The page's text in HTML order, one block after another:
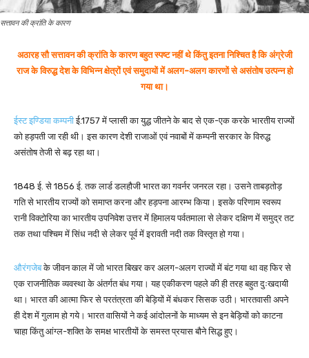
सत्तावन की क्रांति के कारण
अठारह सौ सत्तावन की क्रांति के कारण बहुत स्पष्ट नहीं थे किंतु इतना निश्चित है कि अंग्रेजी
राज के विरुद्ध देश के विभिन्न क्षेत्रों एवं समुदायों में अलग-अलग कारणों से असंतोष उत्पन्न हो
गया था।
ईस्ट इण्डिया कम्पनीई.1757 में प्लासी का युद्ध जीतने के बाद से एक-एक करके भारतीय राज्यों
को हड़पती जा रही थी। इस कारण देशी राजाओं एवं नवाबों में कम्पनी सरकार के विरुद्ध
असंतोष तेजी से बढ़ रहा था।
1848 ई. से 1856 ई. तक लार्ड डलहौजी भारत का गवर्नर जनरल रहा। उसने ताबड़तोड़
गति से भारतीय राज्यों को समाप्त करना और हड़पना आरम्भ किया। इसके परिणाम स्वरूप
रानी विक्टोरिया का भारतीय उपनिवेश उत्तर में हिमालय पर्वतमाला से लेकर दक्षिण में समुद्र तट
तक तथा पश्चिम में सिंध नदी से लेकर पूर्व में इरावती नदी तक विस्तृत हो गया।
औरंगजेबके जीवन काल में जो भारत बिखर कर अलग-अलग राज्यों में बंट गया था वह फिर से
एक राजनीतिक व्यवस्था के अंतर्गत बंध गया। यह एकीकरण पहले की ही तरह बहुत दुःखदायी
था। भारत की आत्मा फिर से परतंत्रता की बेड़ियों में बंधकर सिसक उठी। भारतवासी अपने
ही देश में गुलाम हो गये। भारत वासियों ने कई आंदोलनों के माध्यम से इन बेड़ियों को काटना
चाहा किंतु आंग्ल-शक्ति के समक्ष भारतीयों के समस्त प्रयास बौने सिद्ध हुए।